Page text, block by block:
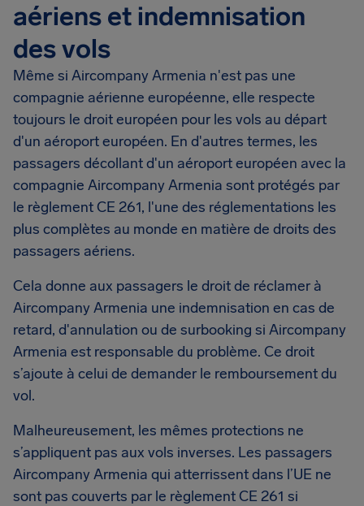
aériens et indemnisation
des vols
Même si Aircompany Armenia n'est pas une
compagnie aérienne européenne, elle respecte
toujours le droit européen pour les vols au départ
d'un aéroport européen. En d'autres termes, les
passagers décollant d'un aéroport européen avec la
compagnie Aircompany Armenia sont protégés par
le règlement CE 261, l'une des réglementations les
plus complètes au monde en matière de droits des
passagers aériens.
Cela donne aux passagers le droit de réclamer à
Aircompany Armenia une indemnisation en cas de
retard, d'annulation ou de surbooking si Aircompany
Armenia est responsable du problème. Ce droit
s’ajoute à celui de demander le remboursement du
vol.
Malheureusement, les mêmes protections ne
s’appliquent pas aux vols inverses. Les passagers
Aircompany Armenia qui atterrissent dans l’UE ne
sont pas couverts par le règlement CE 261 si